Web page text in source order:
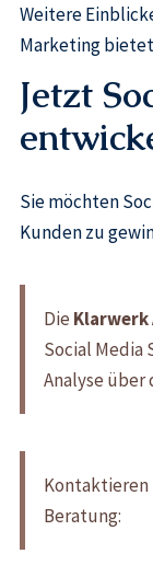
Weitere
Marketing
Jetzt
Sie möchten
Kunden zu
Die
Social Media
Analyse über
Kontaktieren
Beratung: